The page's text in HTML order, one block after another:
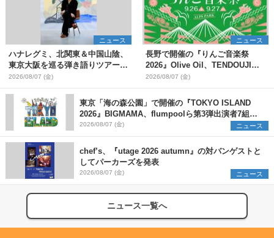
ニュース
ハナレグミ、北関東＆中国山陰、
東京大阪を巡る弾き語りツアー10
月より開催決定
2026/08/07 (金)
ニュース
長野で開催の『りんご音楽祭
2026』Olive Oil、TENDOUJIら
第11弾出演アーティスト（16組）
を発表
2026/08/07 (金)
東京「海の森公園」で開催の『TOKYO ISLAND
2026』BIGMAMA、flumpoolら第3弾出演者7組を
発表 ワークショップ・アート出展者を募集
2026/08/07 (金) ニュース
chef’s、『utage 2026 autumn』の対バンゲストと
してパーカーズを発表
2026/08/07 (金) ニュース
ニュース一覧へ